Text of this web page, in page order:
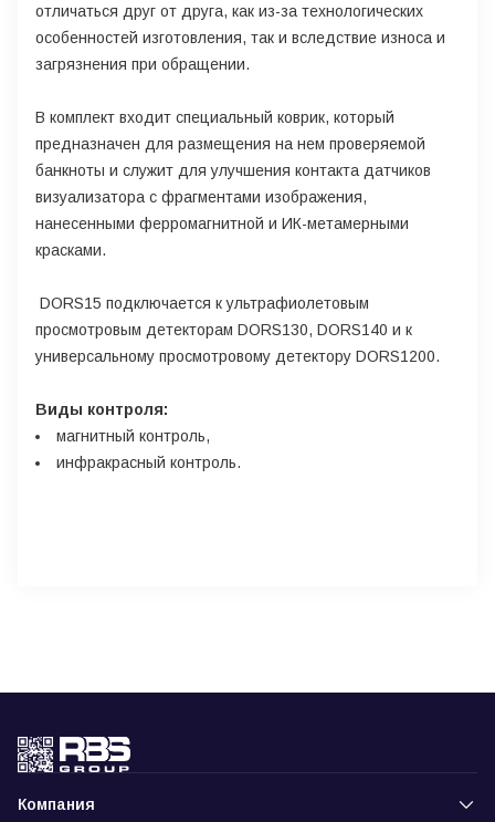
отличаться друг от друга, как из-за технологических
особенностей изготовления, так и вследствие износа и
загрязнения при обращении.
В комплект входит специальный коврик, который
предназначен для размещения на нем проверяемой
банкноты и служит для улучшения контакта датчиков
визуализатора с фрагментами изображения,
нанесенными ферромагнитной и ИК-метамерными
красками.
DORS15 подключается к ультрафиолетовым
просмотровым детекторам DORS130, DORS140 и к
универсальному просмотровому детектору DORS1200.
Виды контроля:
магнитный контроль,
инфракрасный контроль.
Компания